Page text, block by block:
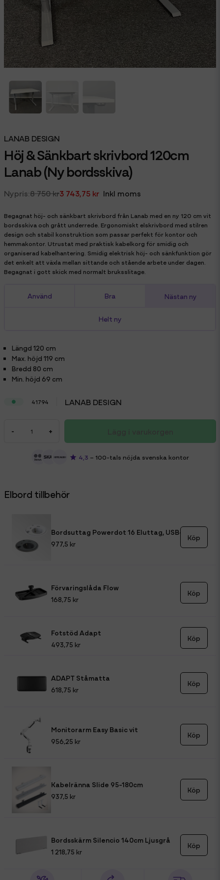
LANAB DESIGN
Höj & Sänkbart skrivbord 120cm
Lanab (Ny bordsskiva)
8 750 kr3 743,75 kr Inkl moms
Begagnat höj- och sänkbart skrivbord från Lanab med en ny 120 cm vit
bordsskiva och grått underrede. Ergonomiskt elskrivbord med stilren
design och stabil konstruktion som passar perfekt för kontor och
hemmakontor. Utrustat med praktisk kabelkorg för smidig och
organiserad kabelhantering. Smidig elektrisk höj- och sänkfunktion gör
det enkelt att växla mellan sittande och stående arbete under dagen.
Begagnat i gott skick med normalt bruksslitage.
Använd Bra Nästan ny
Helt ny
Längd 120 cm
Max. höjd 119 cm
Bredd 80 cm
Min. höjd 69 cm
41794 LANAB DESIGN
- +
4,3 – 100-tals nöjda svenska kontor
Elbord tillbehör
977,5 kr
Köp
Förvaringslåda Flow
168,75 kr
Köp
Fotstöd Adapt
493,75 kr
Köp
ADAPT Ståmatta
618,75 kr
Köp
Monitorarm Easy Basic vit
956,25 kr
Köp
Kabelränna Slide 95-180cm
937,5 kr
Köp
Bordsskärm Silencio 140cm Ljusgrå
1 218,75 kr
Köp